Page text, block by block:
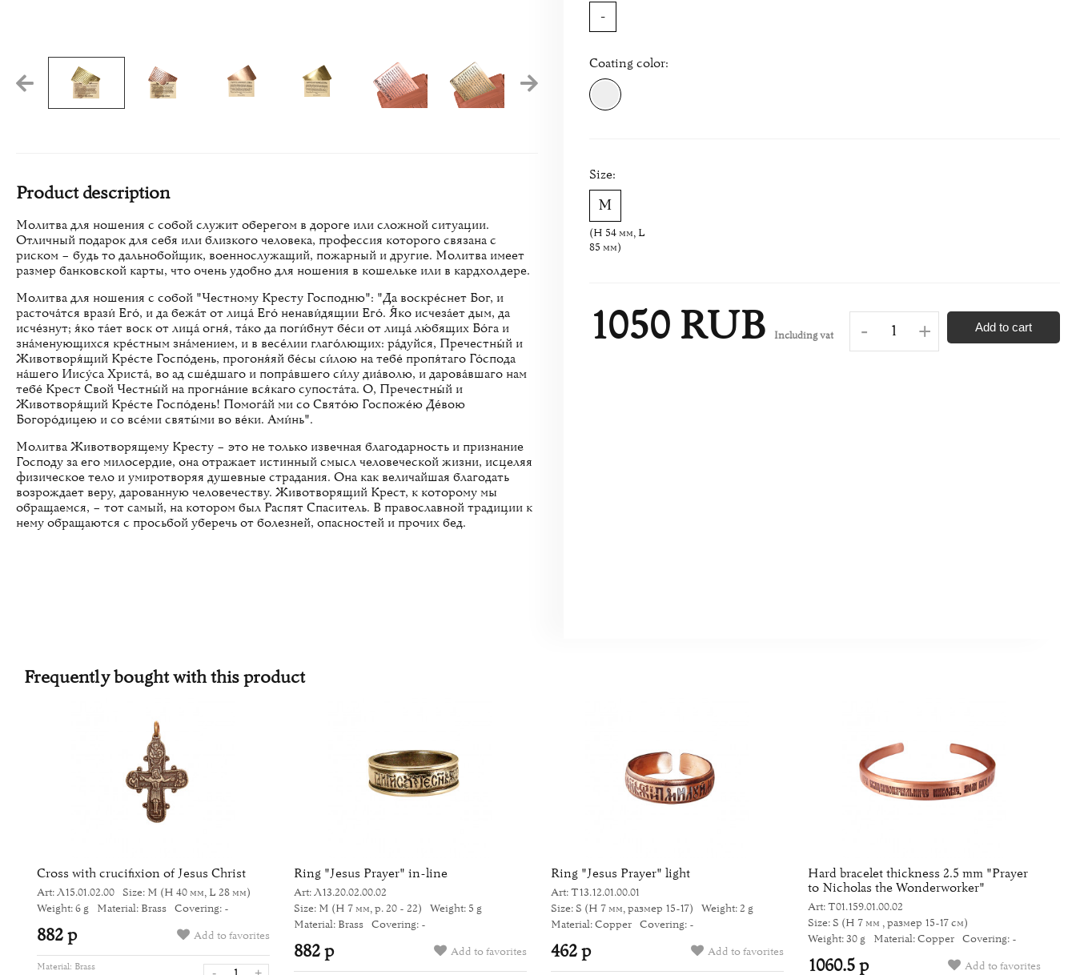
Product description
Молитва для ношения с собой служит оберегом в дороге или сложной ситуации.
Отличный подарок для себя или близкого человека, профессия которого связана с
риском – будь то дальнобойщик, военнослужащий, пожарный и другие. Молитва имеет
размер банковской карты, что очень удобно для ношения в кошельке или в кардхолдере.
Молитва для ношения с собой "Честному Кресту Господню": "Да воскре́снет Бог, и
расточа́тся врази́ Его́, и да бежа́т от лица́ Его́ ненави́дящии Его́. Я́ко исчеза́ет дым, да
исче́знут; я́ко та́ет воск от лица́ огня́, та́ко да поги́бнут бе́си от лица́ лю́бящих Бо́га и
зна́менующихся кре́стным зна́мением, и в весе́лии глаго́лющих: ра́дуйся, Пречестны́й и
Животворя́щий Кре́сте Госпо́день, прогоня́яй бе́сы си́лою на тебе́ пропя́таго Го́спода
на́шего Иису́са Христа́, во ад сше́дшаго и попра́вшего си́лу диа́волю, и дарова́вшаго нам
тебе́ Крест Свой Честны́й на прогна́ние вся́каго супоста́та. О, Пречестны́й и
Животворя́щий Кре́сте Госпо́день! Помога́й ми со Свято́ю Госпоже́ю Де́вою
Богоро́дицею и со все́ми святы́ми во ве́ки. Ами́нь".
Молитва Животворящему Кресту – это не только извечная благодарность и признание
Господу за его милосердие, она отражает истинный смысл человеческой жизни, исцеляя
физическое тело и умиротворяя душевные страдания. Она как величайшая благодать
возрождает веру, дарованную человечеству. Животворящий Крест, к которому мы
обращаемся, – тот самый, на котором был Распят Спаситель. В православной традиции к
нему обращаются с просьбой уберечь от болезней, опасностей и прочих бед.
-
Coating color:
Size:
(H 54 мм, L
85 мм)
1050 RUB Including vat - + Add to cart
Frequently bought with this product
Cross with crucifixion of Jesus Christ
Art: Л15.01.02.00 Size: M (H 40 мм, L 28 мм)
Weight: 6 g
Material: Brass Covering: -
Add to favorites
882 р
Material: Brass
Ring "Jesus Prayer" in-line
Art: Л13.20.02.00.02
Size: M (H 7 мм, р. 20 - 22)
Weight: 5 g
Material: Brass Covering: -
Add to favorites
882 р
Ring "Jesus Prayer" light
Art: Т13.12.01.00.01
Size: S (H 7 мм, размер 15-17)
Weight: 2 g
Material: Copper Covering: -
Add to favorites
462 р
Hard bracelet thickness 2.5 mm "Prayer
to Nicholas the Wonderworker"
Art: Т01.159.01.00.02
Size: S (H 7 мм , размер 15-17 см)
Weight: 30 g
Material: Copper Covering: -
Add to favorites
1060.5 р